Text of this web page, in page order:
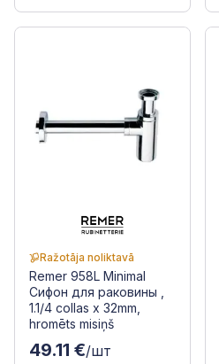
Ražotāja noliktavā
Remer 958L Minimal
Сифон для раковины ,
1.1/4 collas x 32mm,
hromēts misiņš
49.11 €/шт